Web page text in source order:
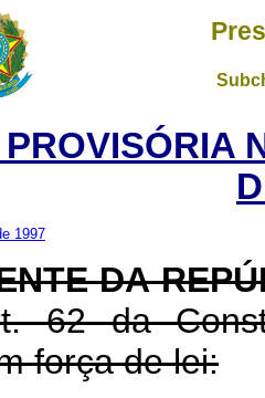
1997
DA
62 da
força de lei: